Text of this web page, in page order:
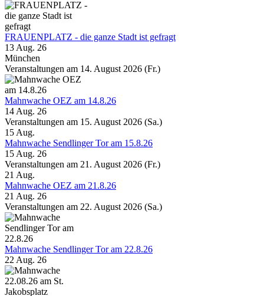
FRAUENPLATZ - die ganze Stadt ist gefragt
13 Aug. 26
München
Veranstaltungen am 14. August 2026 (Fr.)
Mahnwache OEZ am 14.8.26
14 Aug. 26
Veranstaltungen am 15. August 2026 (Sa.)
15 Aug.
Mahnwache Sendlinger Tor am 15.8.26
15 Aug. 26
Veranstaltungen am 21. August 2026 (Fr.)
21 Aug.
Mahnwache OEZ am 21.8.26
21 Aug. 26
Veranstaltungen am 22. August 2026 (Sa.)
Mahnwache Sendlinger Tor am 22.8.26
22 Aug. 26